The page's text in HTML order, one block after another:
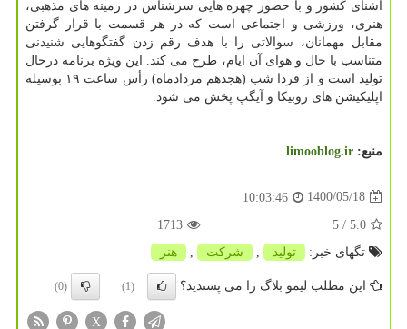
آشنای کشور و با حضور چهره هایی سرشناس در زمینه های مذهبی،
هنری، ورزشی و اجتماعی ‏است که در هر قسمت با قرار گرفتن
مقابل مهمانان، سوالاتی را با هدف رقم زدن گفتگوهایی شنیدنی
متناسب با حال و هوای آن ایام، طرح می کند. این ویژه برنامه درحال
تولید است و از فردا شب (هجدهم مردادماه) رأس ساعت ۱۹ بوسیله
اپلیکیشن های روبیکا و آیگپ پخش می شود.
منبع: limooblog.ir
1400/05/18
10:03:46
5.0
/ 5
1713
تگهای خبر:
تولید شركت هنر
این مطلب لیمو بلاگ را می پسندید؟ (1)
(0)
X